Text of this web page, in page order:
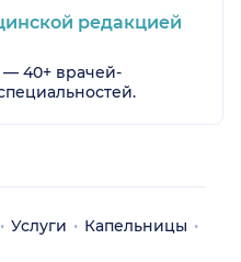
редакцией
— 40+ врачей-
Услуги
Капельницы